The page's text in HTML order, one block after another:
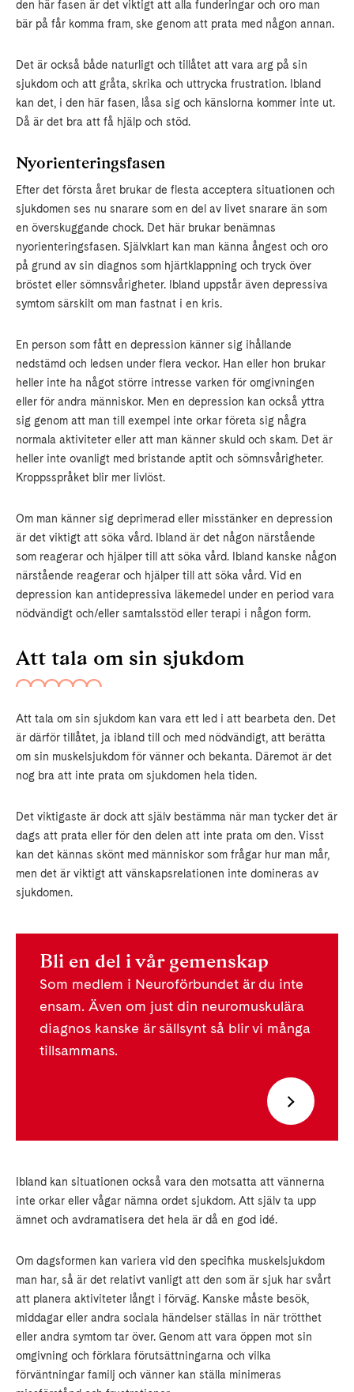
den här fasen är det viktigt att alla funderingar och oro man
bär på får komma fram, ske genom att prata med någon annan.
Det är också både naturligt och tillåtet att vara arg på sin
sjukdom och att gråta, skrika och uttrycka frustration. Ibland
kan det, i den här fasen, låsa sig och känslorna kommer inte ut.
Då är det bra att få hjälp och stöd.
Nyorienteringsfasen
Efter det första året brukar de flesta acceptera situationen och
sjukdomen ses nu snarare som en del av livet snarare än som
en överskuggande chock. Det här brukar benämnas
nyorienteringsfasen. Självklart kan man känna ångest och oro
på grund av sin diagnos som hjärtklappning och tryck över
bröstet eller sömnsvårigheter. Ibland uppstår även depressiva
symtom särskilt om man fastnat i en kris.
En person som fått en depression känner sig ihållande
nedstämd och ledsen under flera veckor. Han eller hon brukar
heller inte ha något större intresse varken för omgivningen
eller för andra människor. Men en depression kan också yttra
sig genom att man till exempel inte orkar företa sig några
normala aktiviteter eller att man känner skuld och skam. Det är
heller inte ovanligt med bristande aptit och sömnsvårigheter.
Kroppsspråket blir mer livlöst.
Om man känner sig deprimerad eller misstänker en depression
är det viktigt att söka vård. Ibland är det någon närstående
som reagerar och hjälper till att söka vård. Ibland kanske någon
närstående reagerar och hjälper till att söka vård. Vid en
depression kan antidepressiva läkemedel under en period vara
nödvändigt och/eller samtalsstöd eller terapi i någon form.
Att tala om sin sjukdom
Att tala om sin sjukdom kan vara ett led i att bearbeta den. Det
är därför tillåtet, ja ibland till och med nödvändigt, att berätta
om sin muskelsjukdom för vänner och bekanta. Däremot är det
nog bra att inte prata om sjukdomen hela tiden.
Det viktigaste är dock att själv bestämma när man tycker det är
dags att prata eller för den delen att inte prata om den. Visst
kan det kännas skönt med människor som frågar hur man mår,
men det är viktigt att vänskapsrelationen inte domineras av
sjukdomen.
Bli en del i vår gemenskap
Som medlem i Neuroförbundet är du inte
ensam. Även om just din neuromuskulära
diagnos kanske är sällsynt så blir vi många
tillsammans.
Ibland kan situationen också vara den motsatta att vännerna
inte orkar eller vågar nämna ordet sjukdom. Att själv ta upp
ämnet och avdramatisera det hela är då en god idé.
Om dagsformen kan variera vid den specifika muskelsjukdom
man har, så är det relativt vanligt att den som är sjuk har svårt
att planera aktiviteter långt i förväg. Kanske måste besök,
middagar eller andra sociala händelser ställas in när trötthet
eller andra symtom tar över. Genom att vara öppen mot sin
omgivning och förklara förutsättningarna och vilka
förväntningar familj och vänner kan ställa minimeras